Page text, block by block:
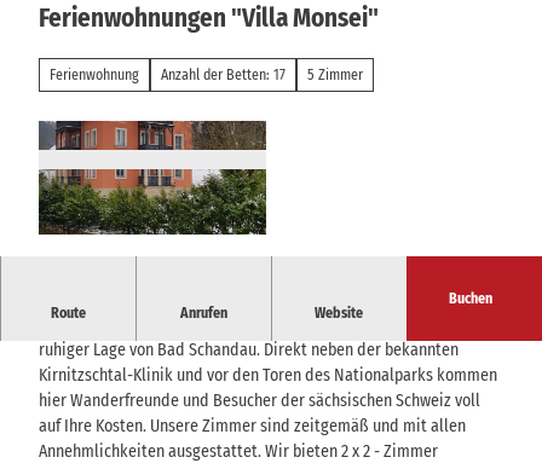
Ferienwohnungen "Villa Monsei"
Ferienwohnung Anzahl der Betten: 17 5 Zimmer
Route Anrufen Website
Buchen
Die liebevoll sanierte Villa mit 5 Ferienwohnungen erwartet Sie in
ruhiger Lage von Bad Schandau. Direkt neben der bekannten
Kirnitzschtal-Klinik und vor den Toren des Nationalparks kommen
hier Wanderfreunde und Besucher der sächsischen Schweiz voll
auf Ihre Kosten. Unsere Zimmer sind zeitgemäß und mit allen
Annehmlichkeiten ausgestattet. Wir bieten 2 x 2 - Zimmer